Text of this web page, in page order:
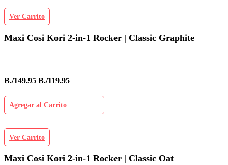
Ver Carrito
Maxi Cosi Kori 2-in-1 Rocker | Classic Graphite
B./149.95 B./119.95
Agregar al Carrito
Ver Carrito
Maxi Cosi Kori 2-in-1 Rocker | Classic Oat